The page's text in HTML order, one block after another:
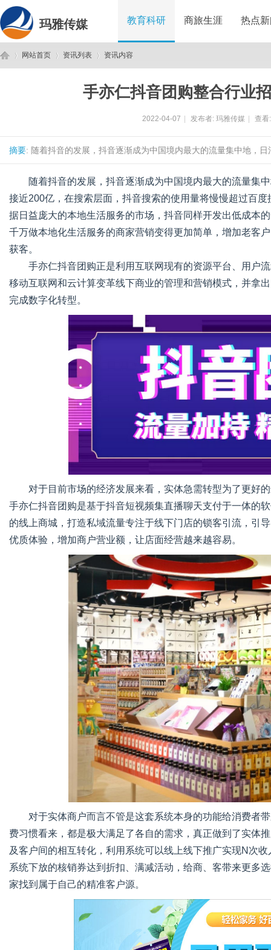
玛雅传媒 教育科研 商旅生涯 热点
网站首页 资讯列表 资讯内容
手亦仁抖音团购整合行业
2022-04-07 发布者: 玛雅传媒 查
摘要: 随着抖音的发展，抖音逐渐成为中国境内最大的流量集中地，
随着抖音的发展，抖音逐渐成为中国境内最大的流量集
接近200亿，在搜索层面，抖音搜索的使用量将慢慢超过百
据日益庞大的本地生活服务的市场，抖音同样开发出低成本
千万做本地化生活服务的商家营销变得更加简单，增加老客
获客。
手亦仁抖音团购正是利用互联网现有的资源平台、用户
移动互联网和云计算变革线下商业的管理和营销模式，并拿
完成数字化转型。
对于目前市场的经济发展来看，实体急需转型为了更好
手亦仁抖音团购是基于抖音短视频集直播聊天支付于一体的
的线上商城，打造私域流量专注于线下门店的锁客引流，引
优质体验，增加商户营业额，让店面经营越来越容易。
对于实体商户而言不管是这套系统本身的功能给消费者
费习惯看来，都是极大满足了各自的需求，真正做到了实体
及客户间的相互转化，利用系统可以线上线下推广实现N次
系统下放的核销券达到折扣、满减活动，给商、客带来更多
家找到属于自己的精准客户源。